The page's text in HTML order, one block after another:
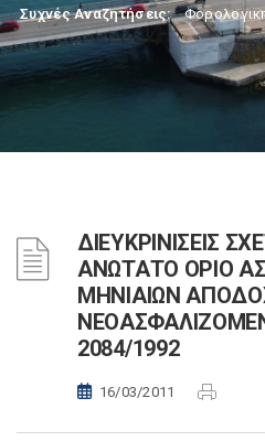
Συχνές Αναζητήσεις:
ΔΙΕΥΚΡΙΝΙΣΕΙΣ
ΑΝΩΤΑΤΟ ΟΡΙΟ
ΜΗΝΙΑΙΩΝ
2084/1992
16/03/2011